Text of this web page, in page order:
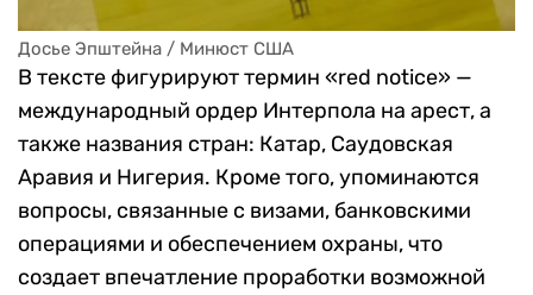
Досье Эпштейна / Минюст США
В тексте фигурируют термин «red notice» —
международный ордер Интерпола на арест, а
также названия стран: Катар, Саудовская
Аравия и Нигерия. Кроме того, упоминаются
вопросы, связанные с визами, банковскими
операциями и обеспечением охраны, что
создает впечатление проработки возможной